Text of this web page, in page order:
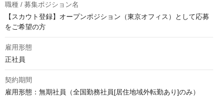
職種 / 募集ポジション名
【スカウト登録】オープンポジション（東京オフィス）として応募
をご希望の方
雇用形態
正社員
契約期間
雇用形態：無期社員（全国勤務社員[居住地域外転勤あり]のみ）